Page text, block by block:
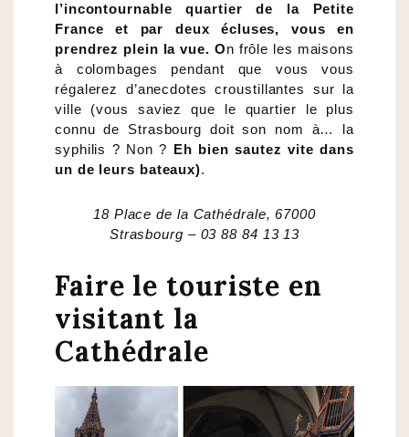
l’incontournable quartier de la Petite
France et par deux écluses, vous en
prendrez plein la vue. On frôle les maisons
à colombages pendant que vous vous
régalerez d’anecdotes croustillantes sur la
ville (vous saviez que le quartier le plus
connu de Strasbourg doit son nom à… la
syphilis ? Non ? Eh bien sautez vite dans
un de leurs bateaux).
18 Place de la Cathédrale, 67000
Strasbourg – 03 88 84 13 13
Faire le touriste en
visitant la
Cathédrale